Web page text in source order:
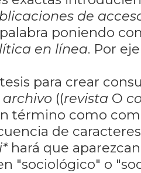
de
poniendo
en línea. Por
para crear
archivo ((revista O
término como
de
hará que
"sociológico" o